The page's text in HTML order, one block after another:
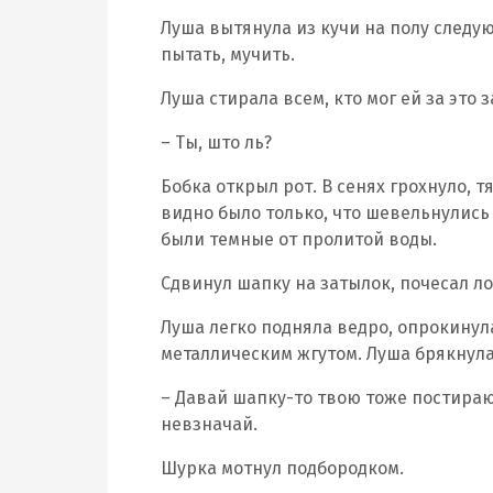
Луша вытянула из кучи на полу
пытать, мучить.
Луша стирала всем, кто мог ей за это
– Ты, што ль?
Бобка открыл рот. В сенях грохнуло,
видно было только, что
были темные от пролитой воды.
Сдвинул шапку на затылок, почесал
Луша легко подняла ведро,
металлическим жгутом. Луша
– Давай шапку-то твою тоже
невзначай.
Шурка мотнул подбородком.